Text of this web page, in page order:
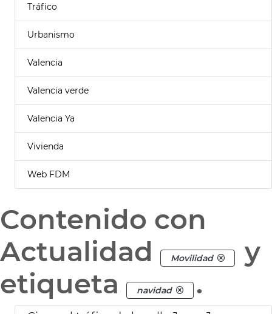
Tráfico
Urbanismo
Valencia
Valencia verde
Valencia Ya
Vivienda
Web FDM
Contenido con
Actualidad
Movilidad
y
etiqueta
navidad .